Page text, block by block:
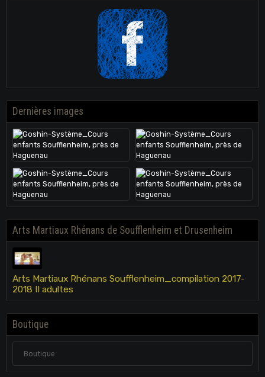
Dernières images
Arts Martiaux Rhénans de Soufflenheim et Drusenheim
Arts Martiaux Rhénans Soufflenheim_compilation 2017-
2018 II adultes
Boutique
Boutique